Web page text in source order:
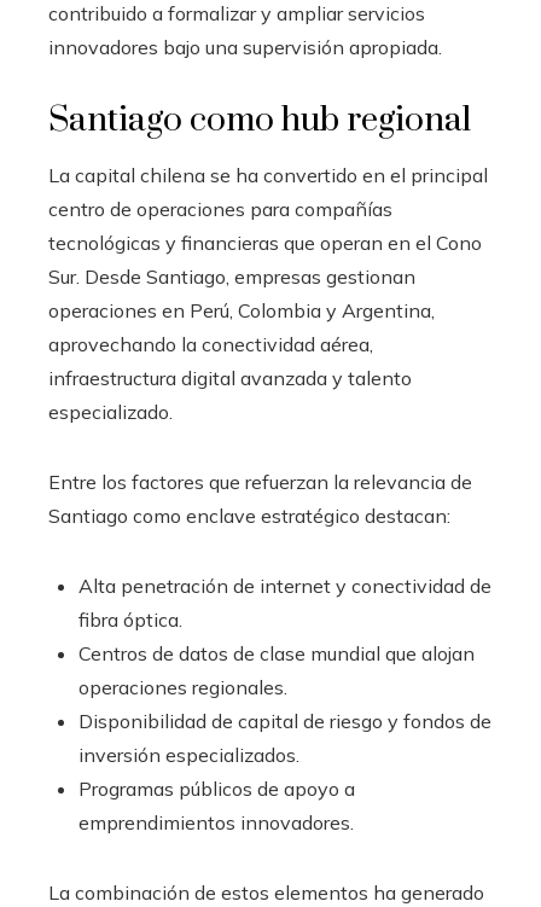
contribuido a formalizar y ampliar servicios
innovadores bajo una supervisión apropiada.
Santiago como hub regional
La capital chilena se ha convertido en el principal
centro de operaciones para compañías
tecnológicas y financieras que operan en el Cono
Sur. Desde Santiago, empresas gestionan
operaciones en Perú, Colombia y Argentina,
aprovechando la conectividad aérea,
infraestructura digital avanzada y talento
especializado.
Entre los factores que refuerzan la relevancia de
Santiago como enclave estratégico destacan:
Alta penetración de internet y conectividad de
fibra óptica.
Centros de datos de clase mundial que alojan
operaciones regionales.
Disponibilidad de capital de riesgo y fondos de
inversión especializados.
Programas públicos de apoyo a
emprendimientos innovadores.
La combinación de estos elementos ha generado